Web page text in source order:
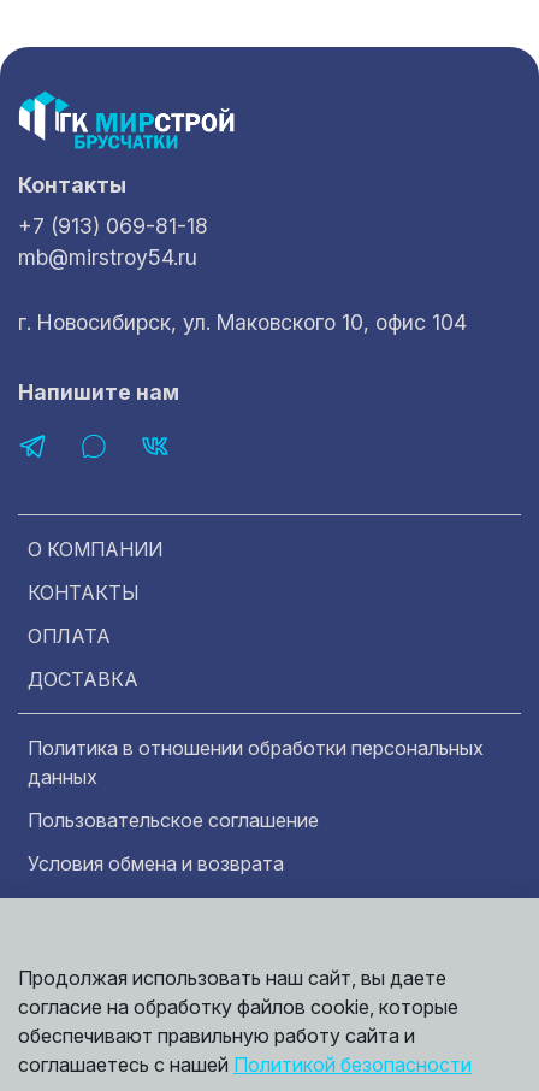
О КОМПАНИИ
КОНТАКТЫ
ОПЛАТА
ДОСТАВКА
Политика в отношении обработки персональных
данных
Пользовательское соглашение
Условия обмена и возврата
Контакты
+7 (913) 069-81-18
mb@mirstroy54.ru
г. Новосибирск, ул. Маковского 10, офис 104
Напишите нам
©
Информация представленная на сайте
носит исключительно ознакомительный
характер и ни при каких условиях не может
считаться публичной офертой. Точные
сведения о ценах, условиях продажи и
Продолжая использовать наш сайт, вы даете
согласие на обработку файлов cookie, которые
обеспечивают правильную работу сайта и
соглашаетесь с нашей Политикой безопасности
обработки